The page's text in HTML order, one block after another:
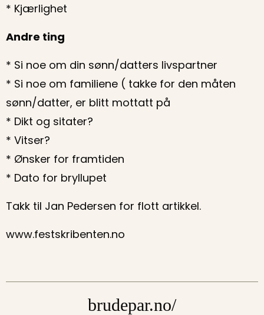
* Kjærlighet
Andre ting
* Si noe om din sønn/datters livspartner
* Si noe om familiene ( takke for den måten
sønn/datter, er blitt mottatt på
* Dikt og sitater?
* Vitser?
* Ønsker for framtiden
* Dato for bryllupet
Takk til Jan Pedersen for flott artikkel.
www.festskribenten.no
brudepar.no/